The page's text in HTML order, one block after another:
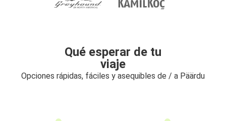
Qué esperar de tu
viaje
Opciones rápidas, fáciles y asequibles de / a Päärdu